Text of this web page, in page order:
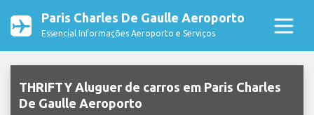
Paris Charles De Gaulle Aeroporto
Essencial Informações Aeroporto e Serviços
THRIFTY Aluguer de carros em Paris Charles
De Gaulle Aeroporto